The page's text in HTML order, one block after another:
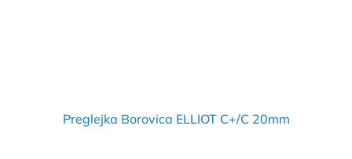
Preglejka Borovica ELLIOT C+/C 20mm